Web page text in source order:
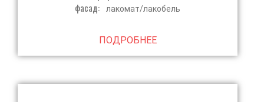
фасад: лакомат/лакобель
ПОДРОБНЕЕ